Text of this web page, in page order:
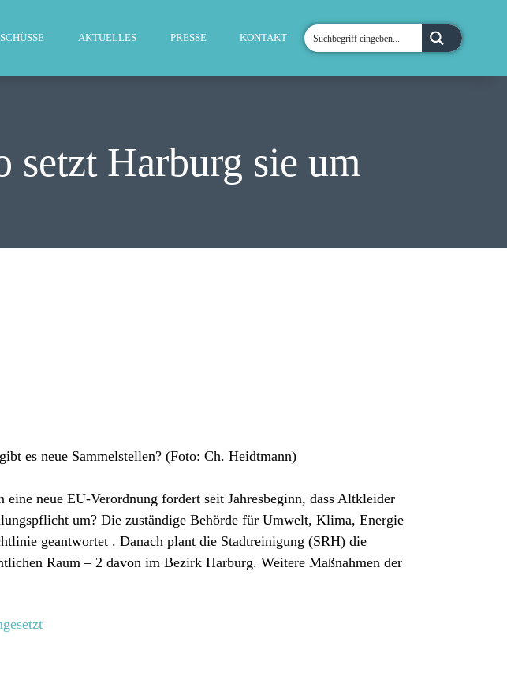
AKTUELLES PRESSE KONTAKT
Harburg sie um
es neue Sammelstellen? (Foto: Ch. Heidtmann)
neue EU-Verordnung fordert seit Jahresbeginn, dass Altkleider
um? Die zuständige Behörde für Umwelt, Klima, Energie
geantwortet . Danach plant die Stadtreinigung (SRH) die
Raum – 2 davon im Bezirk Harburg. Weitere Maßnahmen der